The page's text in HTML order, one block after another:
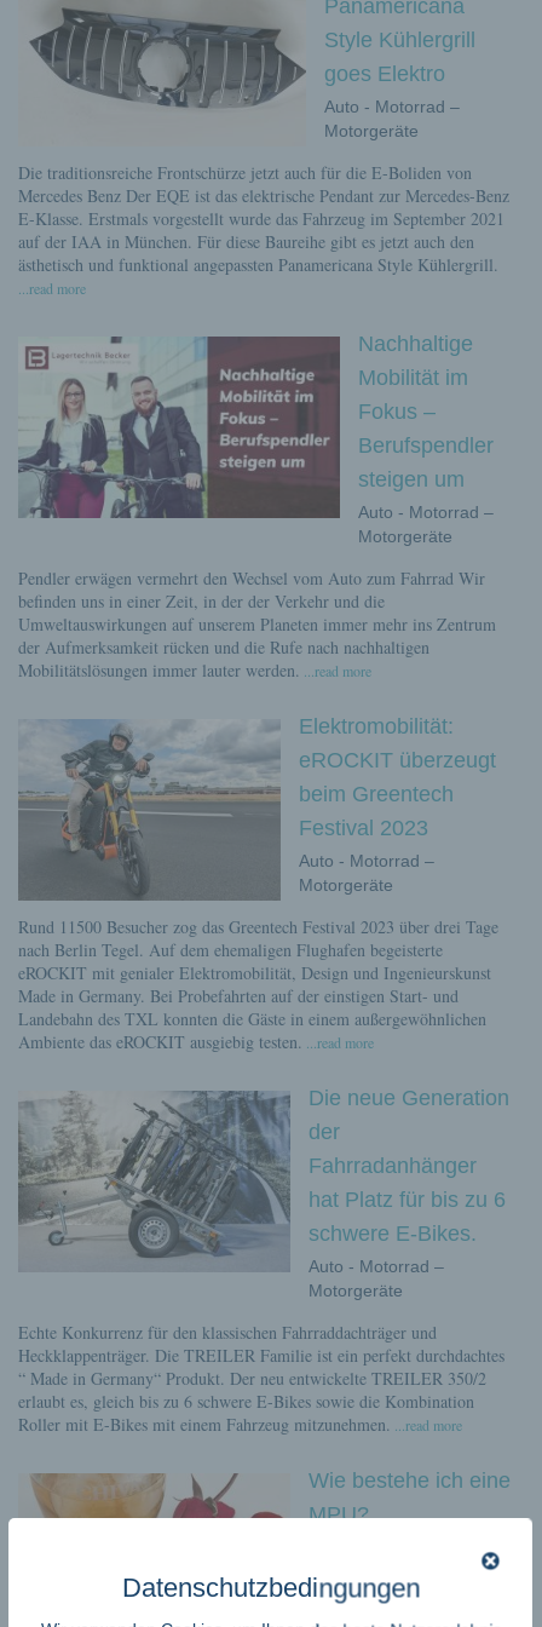
Panamericana
Style Kühlergrill
goes Elektro
Auto - Motorrad –
Motorgeräte
Die traditionsreiche Frontschürze jetzt auch für die E-Boliden von
Mercedes Benz Der EQE ist das elektrische Pendant zur Mercedes-Benz
E-Klasse. Erstmals vorgestellt wurde das Fahrzeug im September 2021
auf der IAA in München. Für diese Baureihe gibt es jetzt auch den
ästhetisch und funktional angepassten Panamericana Style Kühlergrill.
...read more
Nachhaltige
Mobilität im
Fokus –
Berufspendler
steigen um
Auto - Motorrad –
Motorgeräte
Pendler erwägen vermehrt den Wechsel vom Auto zum Fahrrad Wir
befinden uns in einer Zeit, in der der Verkehr und die
Umweltauswirkungen auf unserem Planeten immer mehr ins Zentrum
der Aufmerksamkeit rücken und die Rufe nach nachhaltigen
Mobilitätslösungen immer lauter werden. ...read more
Elektromobilität:
eROCKIT überzeugt
beim Greentech
Festival 2023
Auto - Motorrad –
Motorgeräte
Rund 11500 Besucher zog das Greentech Festival 2023 über drei Tage
nach Berlin Tegel. Auf dem ehemaligen Flughafen begeisterte
eROCKIT mit genialer Elektromobilität, Design und Ingenieurskunst
Made in Germany. Bei Probefahrten auf der einstigen Start- und
Landebahn des TXL konnten die Gäste in einem außergewöhnlichen
Ambiente das eROCKIT ausgiebig testen. ...read more
Die neue Generation
der
Fahrradanhänger
hat Platz für bis zu 6
schwere E-Bikes.
Auto - Motorrad –
Motorgeräte
Echte Konkurrenz für den klassischen Fahrraddachträger und
Heckklappenträger. Die TREILER Familie ist ein perfekt durchdachtes
“ Made in Germany“ Produkt. Der neu entwickelte TREILER 350/2
erlaubt es, gleich bis zu 6 schwere E-Bikes sowie die Kombination
Roller mit E-Bikes mit einem Fahrzeug mitzunehmen. ...read more
Wie bestehe ich eine
MPU?
Datenschutzbedingungen